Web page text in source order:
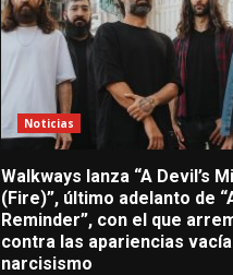
Noticias
Walkways lanza “A Devil’s
(Fire)”, último adelanto de
Reminder”, con el que
contra las apariencias
narcisismo